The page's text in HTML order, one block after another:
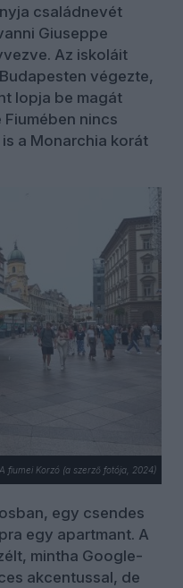
családnevét
Giuseppe
Az iskoláit
végezte,
lopja be magát
Fiumében nincs
a Monarchia korát
A fiumei Korzó (a szerző fotója, 2024)
egy csendes
egy apartmant. A
mintha Google-
akcentussal, de